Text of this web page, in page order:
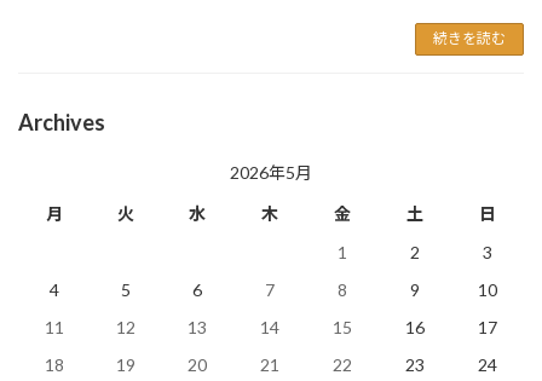
続きを読む
Archives
2026年5月
月
火 水 木 金 土
日
1
2
3
4
5 6 7 8 9
10
11
12 13 14 15 16
17
18
19 20 21 22 23
24